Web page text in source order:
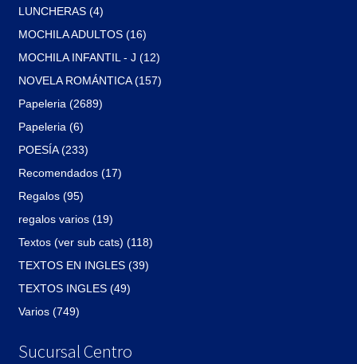
LUNCHERAS (4)
MOCHILA ADULTOS (16)
MOCHILA INFANTIL - J (12)
NOVELA ROMÁNTICA (157)
Papeleria (2689)
Papeleria (6)
POESÍA (233)
Recomendados (17)
Regalos (95)
regalos varios (19)
Textos (ver sub cats) (118)
TEXTOS EN INGLES (39)
TEXTOS INGLES (49)
Varios (749)
Sucursal Centro